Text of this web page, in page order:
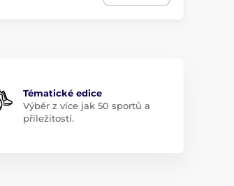
Tématické edice
Výběr z více jak 50 sportů a
příležitostí.